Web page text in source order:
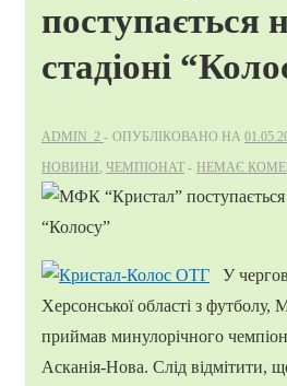
поступається
стадіоні
ADMIN_2 ОПУБЛІКОВАНО НА
НОВИНИ ЧЕМПІОНАТ НЕМАЄ
У
Херсонської області з
приймав минулорічного
Асканія-Нова. Слід відмітити,